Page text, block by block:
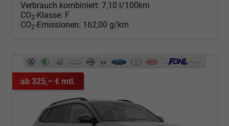
Verbrauch kombiniert: 7,10 l/100km
CO2-Klasse: F
CO2-Emissionen: 162,00 g/km
ab 325,– € mtl.